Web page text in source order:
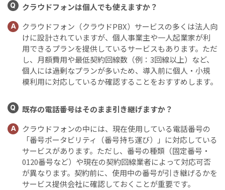
Q クラウドフォンは個人でも使えますか？
A
クラウドフォン（クラウドPBX）サービスの多くは法人向
けに設計されていますが、個人事業主や一人起業家が利
用できるプランを提供しているサービスもあります。ただ
し、月額費用や最低契約回線数（例：3回線以上）など、
個人には過剰なプランが多いため、導入前に個人・小規
模利用に対応しているか確認することをおすすめします。
Q 既存の電話番号はそのまま引き継げますか？
A
クラウドフォンの中には、現在使用している電話番号の
「番号ポータビリティ（番号持ち運び）」に対応している
サービスがあります。ただし、番号の種類（固定番号・
0120番号など）や現在の契約回線業者によって対応可否
が異なります。契約前に、使用中の番号が引き継げるかを
サービス提供会社に確認しておくことが重要です。